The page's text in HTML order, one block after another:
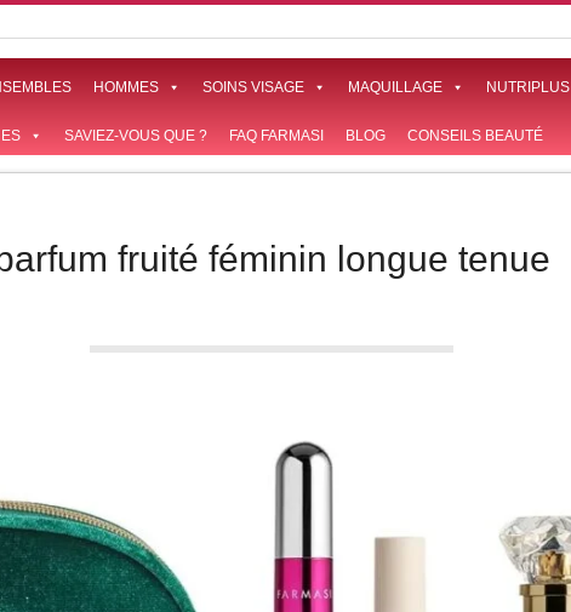
HOMMES SOINS VISAGE MAQUILLAGE NUTRIPLUS
SAVIEZ-VOUS QUE ? FAQ FARMASI BLOG CONSEILS BEAUTÉ
fruité féminin longue tenue